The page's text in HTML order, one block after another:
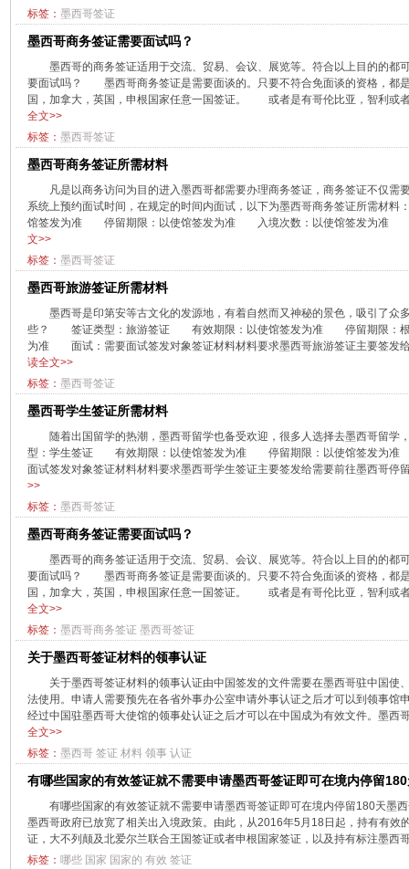
标签： 墨西哥签证
墨西哥商务签证需要面试吗？
墨西哥的商务签证适用于交流、贸易、会议、展览等。符合以上目的的都
要面试吗？ 墨西哥商务签证是需要面谈的。只要不符合免面谈的资格，都
国，加拿大，英国，申根国家任意一国签证。 或者是有哥伦比亚，智利或
全文>>
标签： 墨西哥签证
墨西哥商务签证所需材料
凡是以商务访问为目的进入墨西哥都需要办理商务签证，商务签证不仅需
系统上预约面试时间，在规定的时间内面试，以下为墨西哥商务签证所需
馆签发为准 停留期限：以使馆签发为准 入境次数：以使馆签发为准
文>>
标签： 墨西哥签证
墨西哥旅游签证所需材料
墨西哥是印第安等古文化的发源地，有着自然而又神秘的景色，吸引了众
些？ 签证类型：旅游签证 有效期限：以使馆签发为准 停留期限：根
为准 面试：需要面试签发对象签证材料材料要求墨西哥旅游签证主要签发
读全文>>
标签： 墨西哥签证
墨西哥学生签证所需材料
随着出国留学的热潮，墨西哥留学也备受欢迎，很多人选择去墨西哥留
型：学生签证 有效期限：以使馆签发为准 停留期限：以使馆签发为
面试签发对象签证材料材料要求墨西哥学生签证主要签发给需要前往墨西哥停
>>
标签： 墨西哥签证
墨西哥商务签证需要面试吗？
墨西哥的商务签证适用于交流、贸易、会议、展览等。符合以上目的的都
要面试吗？ 墨西哥商务签证是需要面谈的。只要不符合免面谈的资格，都
国，加拿大，英国，申根国家任意一国签证。 或者是有哥伦比亚，智利或
全文>>
标签： 墨西哥商务签证 墨西哥签证
关于墨西哥签证材料的领事认证
关于墨西哥签证材料的领事认证由中国签发的文件需要在墨西哥驻中国使
法使用。申请人需要预先在各省外事办公室申请外事认证之后才可以到领事馆
经过中国驻墨西哥大使馆的领事处认证之后才可以在中国成为有效文件。墨西
全文>>
标签： 墨西哥 签证 材料 领事 认证
有哪些国家的有效签证就不需要申请墨西哥签证即可在境内停留
有哪些国家的有效签证就不需要申请墨西哥签证即可在境内停留180天墨
墨西哥政府已放宽了相关出入境政策。由此，从2016年5月18日起，持有有效
证，大不列颠及北爱尔兰联合王国签证或者申根国家签证，以及持有标注墨西
标签： 哪些 国家 国家的 有效 签证